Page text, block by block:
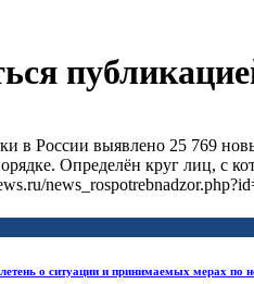
в России выявлено 25 769
Определён круг лиц, с
о ситуации и принимаемых мерах по